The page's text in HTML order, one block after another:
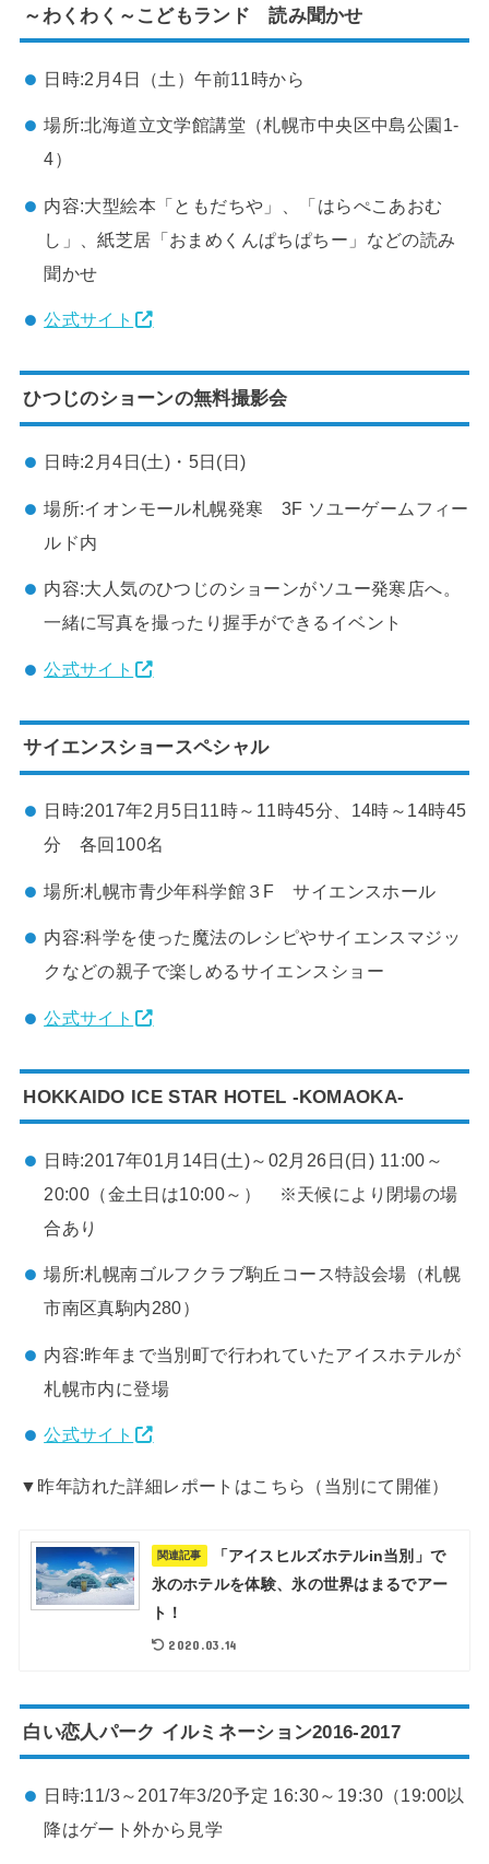
～わくわく～こどもランド 読み聞かせ
日時:2月4日（土）午前11時から
場所:北海道立文学館講堂（札幌市中央区中島公園1-
4）
内容:大型絵本「ともだちや」、「はらぺこあおむ
し」、紙芝居「おまめくんぱちぱちー」などの読み
聞かせ
公式サイト
ひつじのショーンの無料撮影会
日時:2月4日(土)・5日(日)
場所:イオンモール札幌発寒 3F ソユーゲームフィー
ルド内
内容:大人気のひつじのショーンがソユー発寒店へ。
一緒に写真を撮ったり握手ができるイベント
公式サイト
サイエンスショースペシャル
日時:2017年2月5日11時～11時45分、14時～14時45
分 各回100名
場所:札幌市青少年科学館３F サイエンスホール
内容:科学を使った魔法のレシピやサイエンスマジッ
クなどの親子で楽しめるサイエンスショー
公式サイト
HOKKAIDO ICE STAR HOTEL -KOMAOKA-
日時:2017年01月14日(土)～02月26日(日) 11:00～
20:00（金土日は10:00～） ※天候により閉場の場
合あり
場所:札幌南ゴルフクラブ駒丘コース特設会場（札幌
市南区真駒内280）
内容:昨年まで当別町で行われていたアイスホテルが
札幌市内に登場
公式サイト
▼昨年訪れた詳細レポートはこちら（当別にて開催）
関連記事
「アイスヒルズホテルin当別」で
氷のホテルを体験、氷の世界はまるでアー
ト！
2020.03.14
白い恋人パーク イルミネーション2016-2017
日時:11/3～2017年3/20予定 16:30～19:30（19:00以
降はゲート外から見学